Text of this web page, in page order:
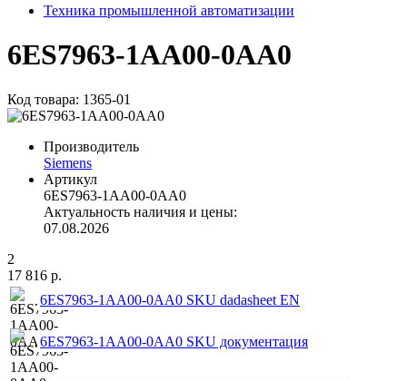
Техника промышленной автоматизации
6ES7963-1AA00-0AA0
Код товара: 1365-01
Производитель
Siemens
Артикул
6ES7963-1AA00-0AA0
Актуальность наличия и цены:
07.08.2026
2
17 816 р.
6ES7963-1AA00-0AA0 SKU dadasheet EN
6ES7963-1AA00-0AA0 SKU документация